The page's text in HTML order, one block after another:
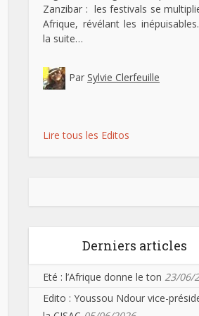
Zanzibar : les festivals se
Afrique, révélant les
la suite…
Par Sylvie Clerfeuille
Lire tous les Editos
Derniers articles
Eté : l’Afrique donne le ton 23/06/
Edito : Youssou Ndour vice-